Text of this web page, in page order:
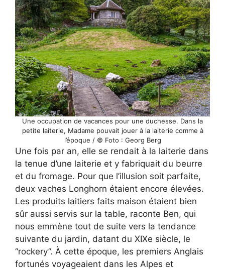
Une occupation de vacances pour une duchesse. Dans la
petite laiterie, Madame pouvait jouer à la laiterie comme à
l’époque / © Foto : Georg Berg
Une fois par an, elle se rendait à la laiterie dans
la tenue d’une laiterie et y fabriquait du beurre
et du fromage. Pour que l’illusion soit parfaite,
deux vaches Longhorn étaient encore élevées.
Les produits laitiers faits maison étaient bien
sûr aussi servis sur la table, raconte Ben, qui
nous emmène tout de suite vers la tendance
suivante du jardin, datant du XIXe siècle, le
“rockery”. À cette époque, les premiers Anglais
fortunés voyageaient dans les Alpes et